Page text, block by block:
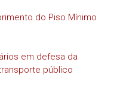
do Piso Mínimo
em defesa da
público